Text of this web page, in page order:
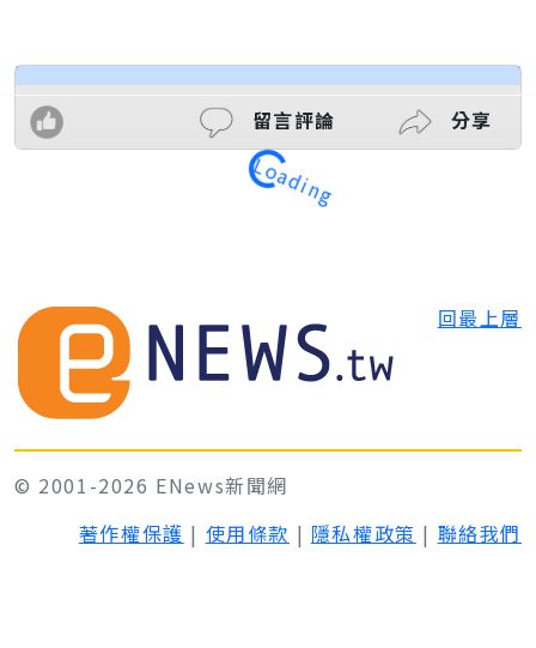
留言評論 分享
Loading
回最上層
© 2001-2026 ENews新聞網
著作權保護 | 使用條款 | 隱私權政策 | 聯絡我們